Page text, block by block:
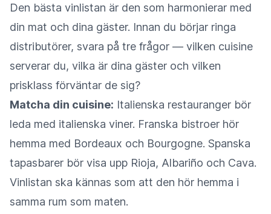
Den bästa vinlistan är den som harmonierar med
din mat och dina gäster. Innan du börjar ringa
distributörer, svara på tre frågor — vilken cuisine
serverar du, vilka är dina gäster och vilken
prisklass förväntar de sig?
Matcha din cuisine: Italienska restauranger bör
leda med italienska viner. Franska bistroer hör
hemma med Bordeaux och Bourgogne. Spanska
tapasbarer bör visa upp Rioja, Albariño och Cava.
Vinlistan ska kännas som att den hör hemma i
samma rum som maten.